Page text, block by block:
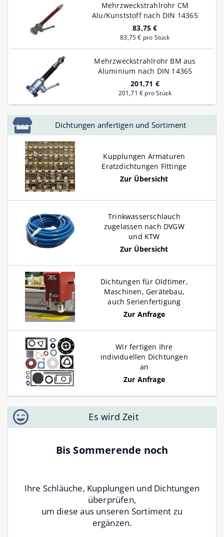
Mehrzweckstrahlrohr CM
Alu/Kunststoff nach DIN 14365
83,75 €
83,75 € pro Stück
Mehrzweckstrahlrohr BM aus
Aluminium nach DIN 14365
201,71 €
201,71 € pro Stück
Dichtungen anfertigen und Sortiment
Kupplungen Armaturen
Eratzdichtungen Fittinge
Zur Übersicht
Trinkwasserschlauch
zugelassen nach DVGW
und KTW
Zur Übersicht
Dichtungen für Oldtimer,
Maschinen, Gerätebau,
auch Serienfertigung
Zur Anfrage
Wir fertigen Ihre
individuellen Dichtungen
an
Zur Anfrage
Es wird Zeit
Bis Sommerende noch
Ihre Schläuche, Kupplungen und Dichtungen
überprüfen,
um diese aus unseren Sortiment zu
ergänzen.